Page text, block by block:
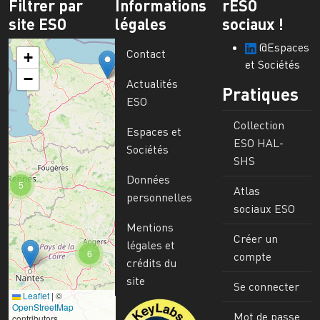
Filtrer par
site ESO
6
5
+
−
Leaflet | ©
OpenStreetMap
Informations
légales
Contact
Actualités
ESO
Espaces et
Sociétés
Données
personnelles
Mentions
légales et
crédits du
site
Image
rESO
sociaux !
@Espaces
et Sociétés
Pratiques
Collection
ESO HAL-
SHS
Atlas
sociaux ESO
Créer un
compte
Se connecter
Mot de passe